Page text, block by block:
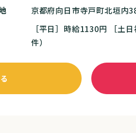
京都府向日市寺戸町北垣内
［平日］時給1130円 ［土
件）